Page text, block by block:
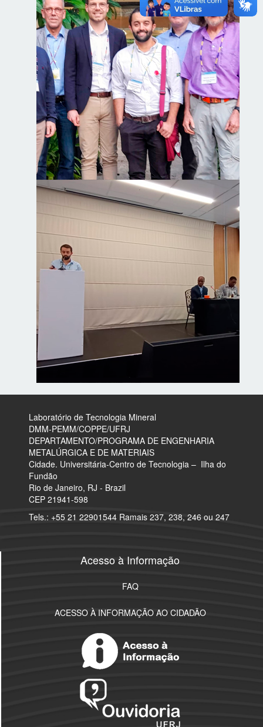
Laboratório de Tecnologia Mineral
​DMM-PEMM/COPPE/UFRJ
DEPARTAMENTO/PROGRAMA DE ENGENHARIA
METALÚRGICA E DE MATERIAIS
Cidade. Universitária-Centro de Tecnologia – Ilha do
Fundão
Rio de Janeiro, RJ - Brazil
CEP 21941-598
Tels.: +55 21 22901544 Ramais 237, 238, 246 ou 247
Acesso à Informação
FAQ
ACESSO À INFORMAÇÃO AO CIDADÃO